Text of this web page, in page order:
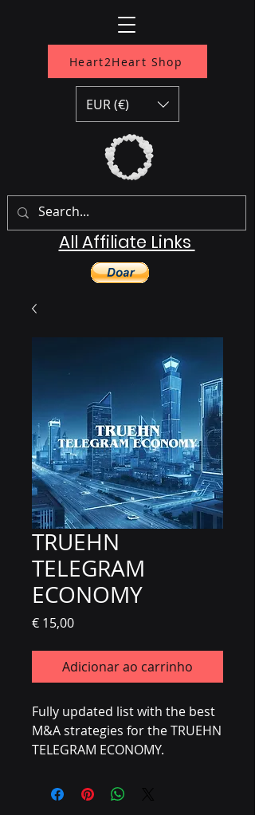
Heart2Heart Shop
All Affiliate Links
EUR (€)
TRUEHN
TELEGRAM
ECONOMY
€ 15,00Preço
Adicionar ao carrinho
Fully updated list with the best
M&A strategies for the TRUEHN
TELEGRAM ECONOMY.